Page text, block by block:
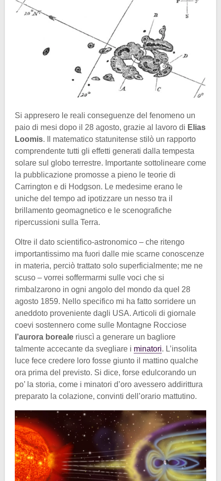
Si appresero le reali conseguenze del fenomeno un
paio di mesi dopo il 28 agosto, grazie al lavoro di Elias
Loomis. Il matematico statunitense stilò un rapporto
comprendente tutti gli effetti generati dalla tempesta
solare sul globo terrestre. Importante sottolineare come
la pubblicazione promosse a pieno le teorie di
Carrington e di Hodgson. Le medesime erano le
uniche del tempo ad ipotizzare un nesso tra il
brillamento geomagnetico e le scenografiche
ripercussioni sulla Terra.
Oltre il dato scientifico-astronomico – che ritengo
importantissimo ma fuori dalle mie scarne conoscenze
in materia, perciò trattato solo superficialmente; me ne
scuso – vorrei soffermarmi sulle voci che si
rimbalzarono in ogni angolo del mondo da quel 28
agosto 1859. Nello specifico mi ha fatto sorridere un
aneddoto proveniente dagli USA. Articoli di giornale
coevi sostennero come sulle Montagne Rocciose
l’aurora boreale riuscì a generare un bagliore
talmente accecante da svegliare i minatori. L’insolita
luce fece credere loro fosse giunto il mattino qualche
ora prima del previsto. Si dice, forse edulcorando un
po’ la storia, come i minatori d’oro avessero addirittura
preparato la colazione, convinti dell’orario mattutino.